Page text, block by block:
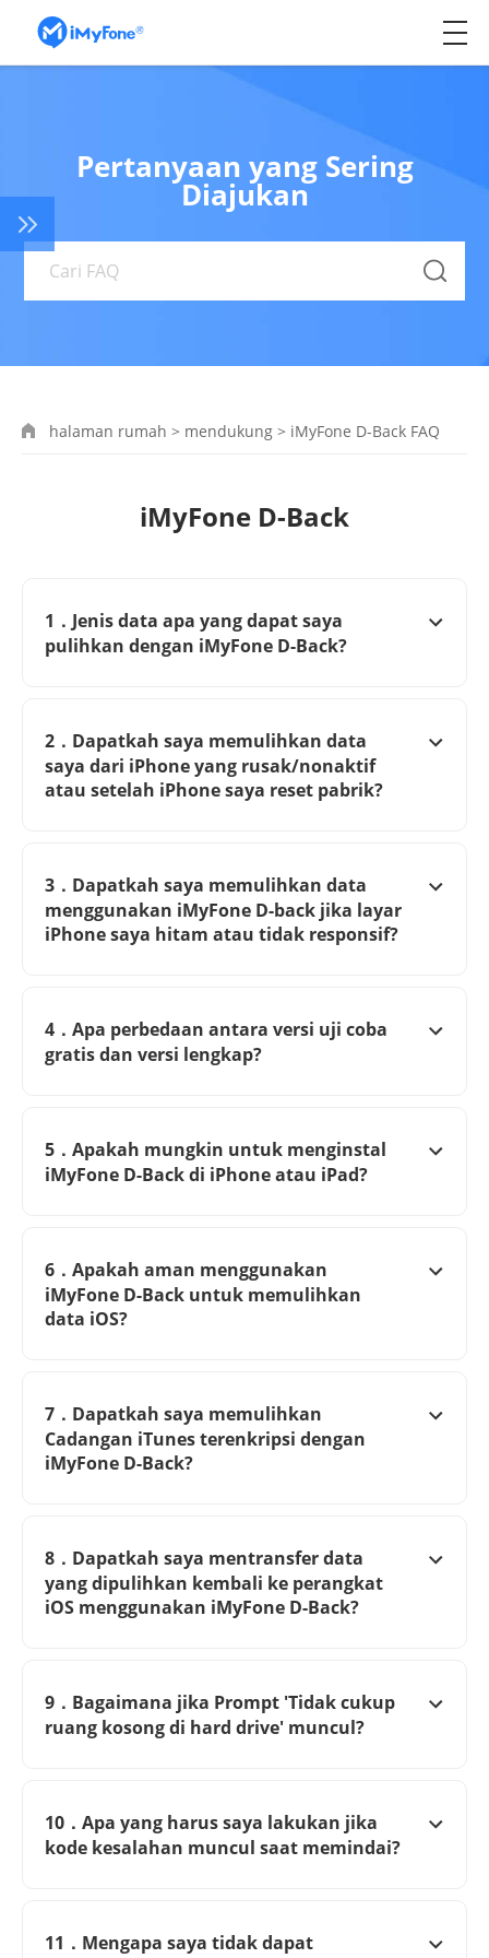
Pertanyaan yang Sering
Diajukan
halaman rumah > mendukung > iMyFone D-Back FAQ
iMyFone D-Back
1．Jenis data apa yang dapat saya
pulihkan dengan iMyFone D-Back?
2．Dapatkah saya memulihkan data
saya dari iPhone yang rusak/nonaktif
atau setelah iPhone saya reset pabrik?
3．Dapatkah saya memulihkan data
menggunakan iMyFone D-back jika layar
iPhone saya hitam atau tidak responsif?
4．Apa perbedaan antara versi uji coba
gratis dan versi lengkap?
5．Apakah mungkin untuk menginstal
iMyFone D-Back di iPhone atau iPad?
6．Apakah aman menggunakan
iMyFone D-Back untuk memulihkan
data iOS?
7．Dapatkah saya memulihkan
Cadangan iTunes terenkripsi dengan
iMyFone D-Back?
8．Dapatkah saya mentransfer data
yang dipulihkan kembali ke perangkat
iOS menggunakan iMyFone D-Back?
9．Bagaimana jika Prompt 'Tidak cukup
ruang kosong di hard drive' muncul?
10．Apa yang harus saya lakukan jika
kode kesalahan muncul saat memindai?
11．Mengapa saya tidak dapat